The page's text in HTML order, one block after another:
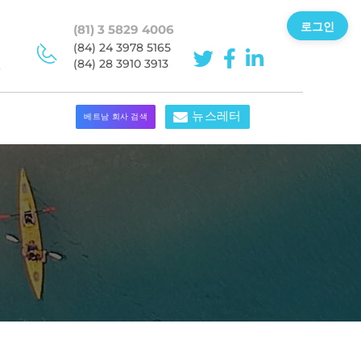
(81) 3 5829 4006
(84) 24 3978 5165
(84) 28 3910 3913
베트남 회사 검색 뉴스레터
로그인